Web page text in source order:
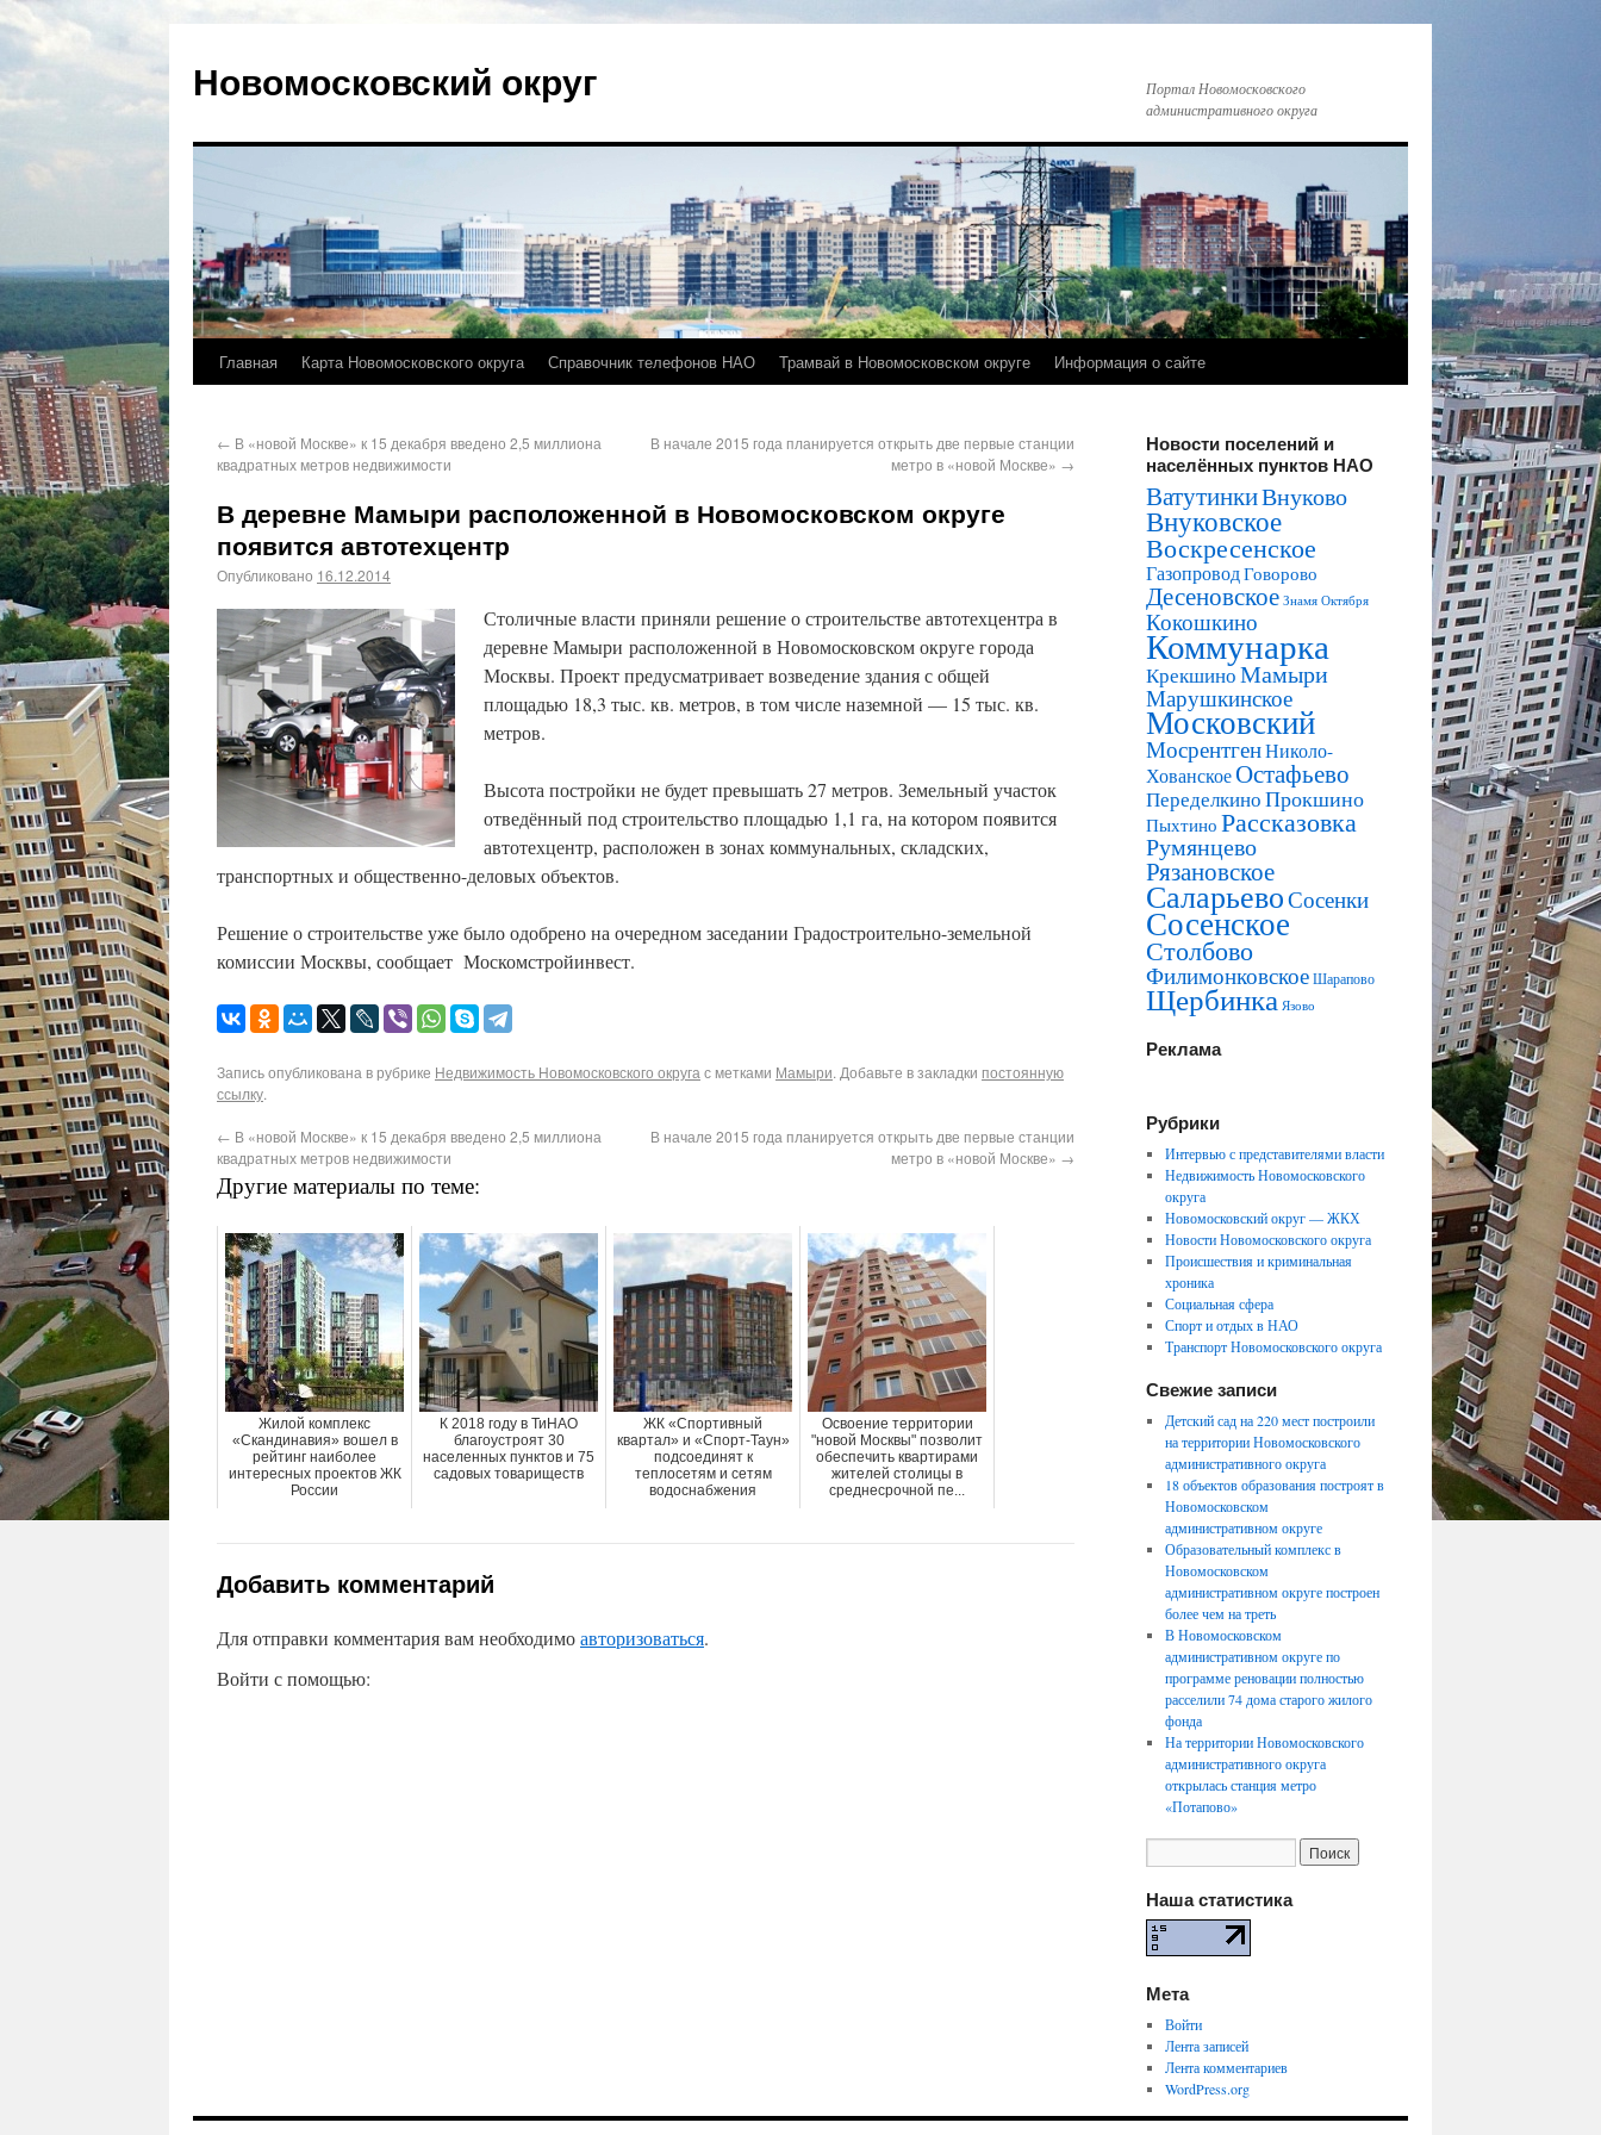
Новомосковский округ
Портал Новомосковского
административного округа
Главная Карта Новомосковского округа Справочник телефонов НАО Трамвай в Новомосковском округе Информация о сайте
← В «новой Москве» к 15 декабря введено 2,5 миллиона
квадратных метров недвижимости
В начале 2015 года планируется открыть две первые станции
метро в «новой Москве» →
В деревне Мамыри расположенной в Новомосковском округе
появится автотехцентр
Опубликовано 16.12.2014
Столичные власти приняли решение о строительстве автотехцентра в
деревне Мамыри расположенной в Новомосковском округе города
Москвы. Проект предусматривает возведение здания с общей
площадью 18,3 тыс. кв. метров, в том числе наземной — 15 тыс. кв.
метров.
Высота постройки не будет превышать 27 метров. Земельный участок
отведённый под строительство площадью 1,1 га, на котором появится
автотехцентр, расположен в зонах коммунальных, складских,
транспортных и общественно-деловых объектов.
Решение о строительстве уже было одобрено на очередном заседании Градостроительно-земельной
комиссии Москвы, сообщает Москомстройинвест.
Запись опубликована в рубрике Недвижимость Новомосковского округа с метками Мамыри. Добавьте в закладки постоянную
ссылку.
← В «новой Москве» к 15 декабря введено 2,5 миллиона
квадратных метров недвижимости
В начале 2015 года планируется открыть две первые станции
метро в «новой Москве» →
Другие материалы по теме:
Жилой комплекс
«Скандинавия» вошел в
рейтинг наиболее
интересных проектов ЖК
России
К 2018 году в ТиНАО
благоустроят 30
населенных пунктов и 75
садовых товариществ
ЖК «Спортивный
квартал» и «Спорт-Таун»
подсоединят к
теплосетям и сетям
водоснабжения
Освоение территории
"новой Москвы" позволит
обеспечить квартирами
жителей столицы в
среднесрочной пе...
Добавить комментарий
Для отправки комментария вам необходимоавторизоваться.
Войти с помощью:
Новости поселений и
населённых пунктов НАО
ВатутинкиВнуково
Внуковское
Воскресенское
ГазопроводГоворово
Десеновское Знамя Октября
Кокошкино
Коммунарка
КрекшиноМамыри
Марушкинское
Московский
МосрентгенНиколо-
ХованскоеОстафьево
ПеределкиноПрокшино
Пыхтино Рассказовка
Румянцево
Рязановское
СаларьевоСосенки
Сосенское
Столбово
ФилимонковскоеШарапово
Щербинка Язово
Реклама
Рубрики
Интервью с представителями власти
Недвижимость Новомосковского
округа
Новомосковский округ — ЖКХ
Новости Новомосковского округа
Происшествия и криминальная
хроника
Социальная сфера
Спорт и отдых в НАО
Транспорт Новомосковского округа
Свежие записи
Детский сад на 220 мест построили
на территории Новомосковского
административного округа
18 объектов образования построят в
Новомосковском
административном округе
Образовательный комплекс в
Новомосковском
административном округе построен
более чем на треть
В Новомосковском
административном округе по
программе реновации полностью
расселили 74 дома старого жилого
фонда
На территории Новомосковского
административного округа
открылась станция метро
«Потапово»
Наша статистика
Мета
Войти
Лента записей
Лента комментариев
WordPress.org